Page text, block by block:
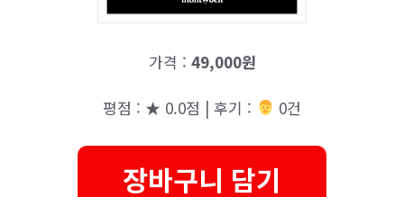
가격 : 49,000원
평점 : ★ 0.0점 | 후기 : ‍‍ 0건
장바구니 담기